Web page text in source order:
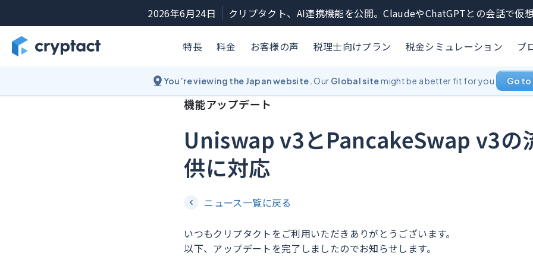
2026年6月24日 クリプタクト、AI連携機能を公開。ClaudeやChatGPTとの会話で仮
特長 料金 お客様の声 税理士向けプラン 税金シミュレーション ブ
You’re viewing the Japan website. Our Global sitemight be a better fit for you. Go to
機能アップデート
Uniswap v3とPancakeSwap v3の
供に対応
ニュース一覧に戻る
いつもクリプタクトをご利用いただきありがとうございます。
以下、アップデートを完了しましたのでお知らせします。